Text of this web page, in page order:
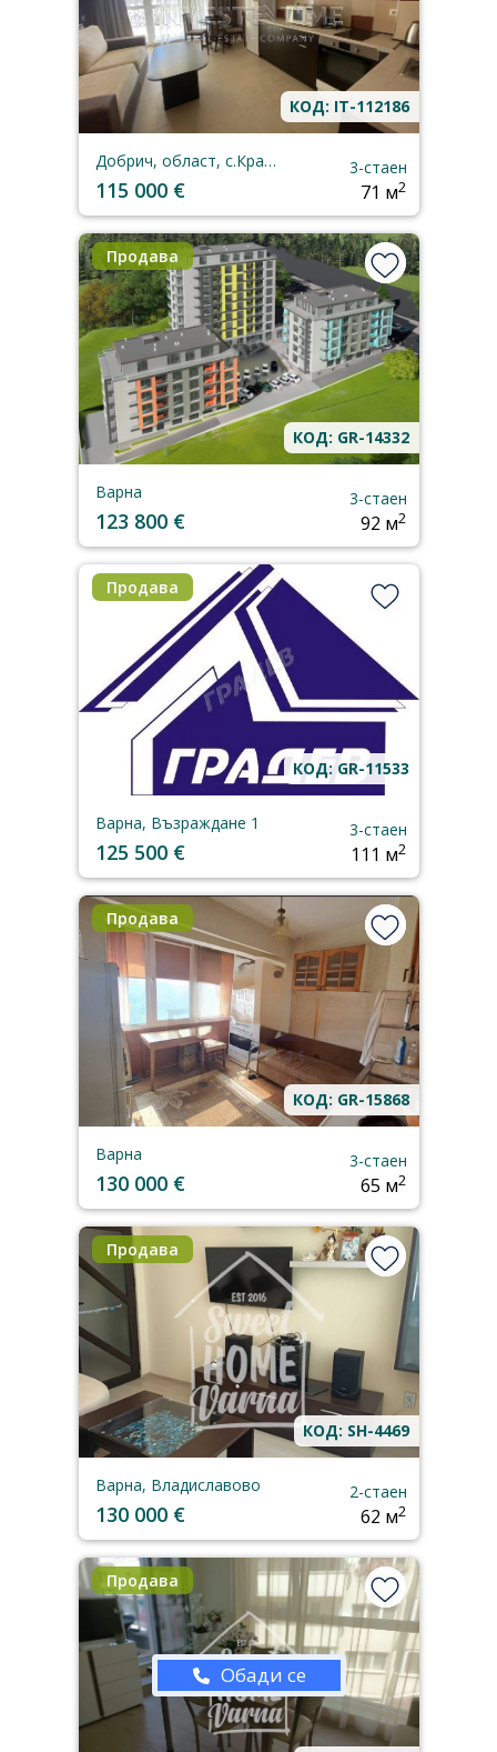
КОД: IT-112186
Добрич, област, с.Кранево
115 000 €
3-стаен
71 м2
Продава
КОД: GR-14332
Варна
123 800 €
3-стаен
92 м2
Продава
КОД: GR-11533
Варна, Възраждане 1
125 500 €
3-стаен
111 м2
Продава
КОД: GR-15868
Варна
130 000 €
3-стаен
65 м2
Продава
КОД: SH-4469
Варна, Владиславово
130 000 €
2-стаен
62 м2
Продава
Обади се